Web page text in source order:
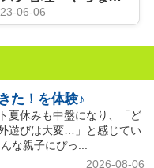
06-06
た！を体験♪
夏休みも中盤になり、「ど
遊びは大変…」と感じてい
な親子にぴっ...
2026-08-06